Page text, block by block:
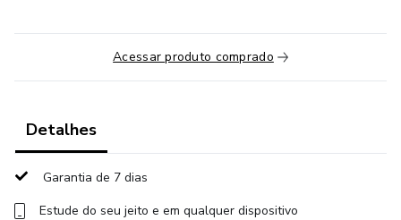
Acessar produto comprado
Detalhes
Garantia de 7 dias
Estude do seu jeito e em qualquer dispositivo